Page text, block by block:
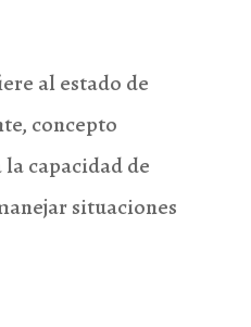
al estado de
concepto
capacidad de
situaciones